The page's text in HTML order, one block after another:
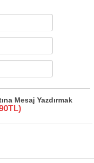
Mesaj Yazdırmak